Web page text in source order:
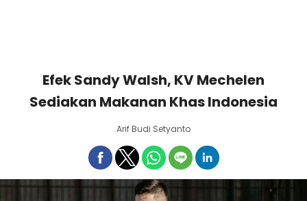
Efek Sandy Walsh, KV Mechelen
Sediakan Makanan Khas Indonesia
Arif Budi Setyanto